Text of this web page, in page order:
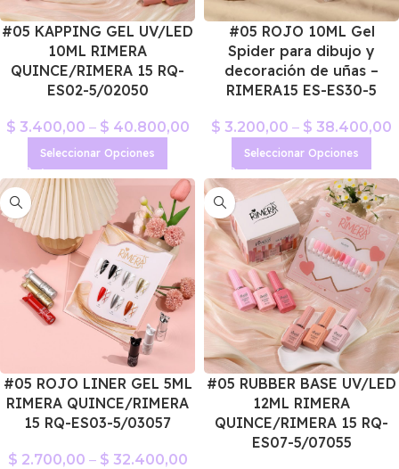
#05 KAPPING GEL UV/LED
10ML RIMERA
QUINCE/RIMERA 15 RQ-
ES02-5/02050
$ 3.400,00 – $ 40.800,00
Seleccionar Opciones
#05 ROJO 10ML Gel
Spider para dibujo y
decoración de uñas –
RIMERA15 ES-ES30-5
$ 3.200,00 – $ 38.400,00
Seleccionar Opciones
#05 ROJO LINER GEL 5ML
RIMERA QUINCE/RIMERA
15 RQ-ES03-5/03057
$ 2.700,00 – $ 32.400,00
#05 RUBBER BASE UV/LED
12ML RIMERA
QUINCE/RIMERA 15 RQ-
ES07-5/07055